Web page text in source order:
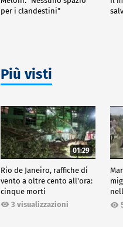
per i clandestini"
Più visti
01:29
Rio de Janeiro, raffiche di
vento a oltre cento all'ora:
cinque morti
3 visualizzazioni